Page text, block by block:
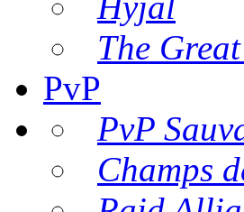
The
PvP
PvP
Champs